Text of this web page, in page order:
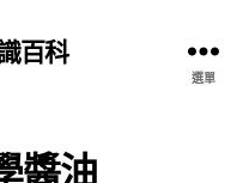
百科
選單
醬油